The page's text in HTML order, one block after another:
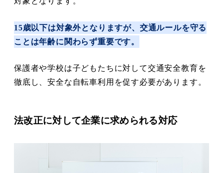
15歳以下は対象外となりますが、交通ルールを守る
ことは年齢に関わらず重要です。
保護者や学校は子どもたちに対して交通安全教育を
徹底し、安全な自転車利用を促す必要があります。
法改正に対して企業に求められる対応